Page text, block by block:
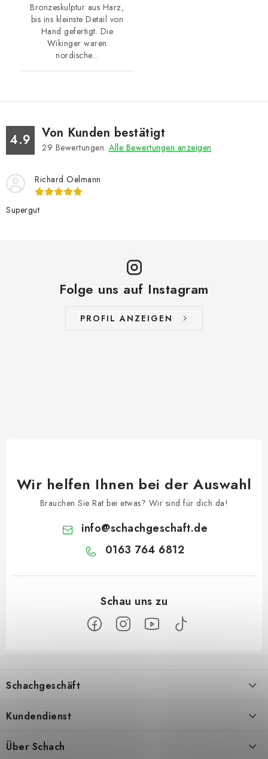
Bronzeskulptur aus Harz,
bis ins kleinste Detail von
Hand gefertigt. Die
Wikinger waren
nordische...
4.9 Von Kunden bestätigt
29 Bewertungen. Alle Bewertungen anzeigen
Richard Oelmann
Supergut
Folge uns auf Instagram
PROFIL ANZEIGEN
Wir helfen Ihnen bei der Auswahl
Brauchen Sie Rat bei etwas? Wir sind für dich da!
info@schachgeschaft.de
0163 764 6812
F
ß
z
e
Schachgeschäft
Kontakt
Kundendienst
Geschäftsbedingungen
Über Schach